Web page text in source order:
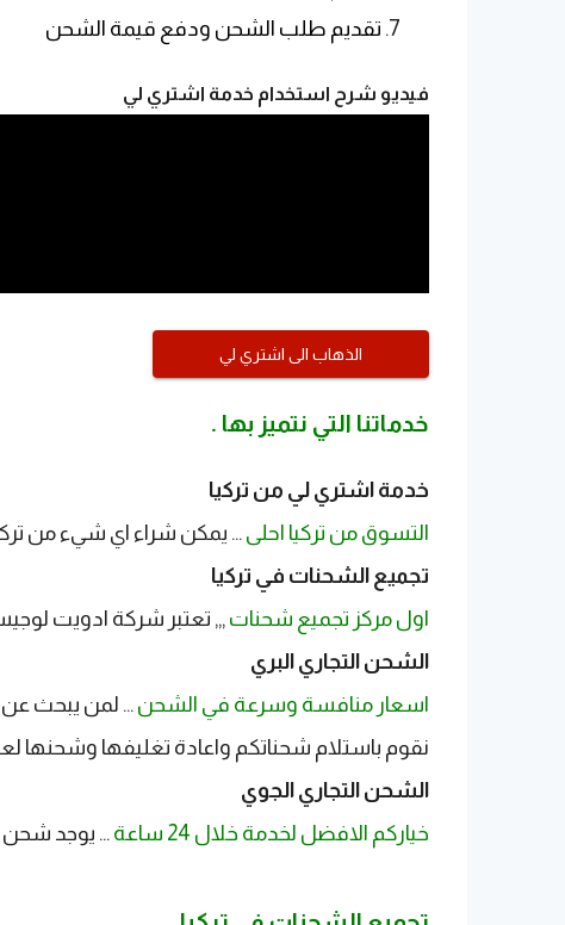
تقديم طلب الشحن ودفع قيمة الشحن
فيديو شرح استخدام خدمة اشتري لي
الذهاب الى اشتري لي
خدماتنا التي نتميز بها .
خدمة اشتري لي من تركيا
التسوق من تركيا احلى ... يمكن شراء اي شيء من
تجميع الشحنات في تركيا
​اول مركز تجميع شحنات ,,, تعتبر شركة ادويت
الشحن التجاري البري
​اسعار منافسة وسرعة في الشحن ... لمن يبحث
نقوم باستلام شحناتكم واعادة تغليفها وشحنها
الشحن التجاري الجوي
خياركم الافضل لخدمة خلال 24 ساعة
... يوجد شحن